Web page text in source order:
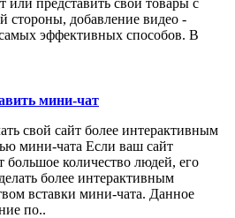
стороны, добавление видео -
эффективных способов. В
мини-чат
свой сайт более интерактивным
мини-чата Если ваш сайт
большое количество людей, его
более интерактивным
вставки мини-чата. Данное
по..